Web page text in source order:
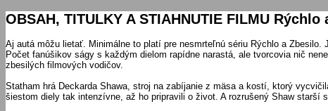
OBSAH, TITULKY A STIAHNUTIE FILMU Rýchlo
Aj autá môžu lietať. Minimálne to platí pre nesmrteľnú sériu Rýchlo a
Počet fanúšikov ságy s každým dielom rapídne narastá, ale tvorcovia nič
zbesilých filmových vodičov.
Statham hrá Deckarda Shawa, stroj na zabíjanie z mäsa a kostí, ktorý
šiestom diely tak intenzívne, až ho pripravili o život. A rozrušený Shaw